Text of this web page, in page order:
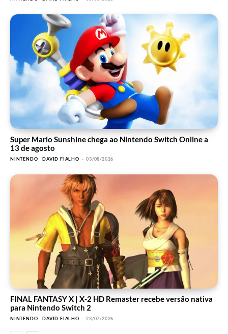
Super Mario Sunshine chega ao Nintendo Switch Online a
13 de agosto
NINTENDO DAVID FIALHO - 03/08/2026
FINAL FANTASY X | X-2 HD Remaster recebe versão nativa
para Nintendo Switch 2
NINTENDO DAVID FIALHO - 23/07/2026